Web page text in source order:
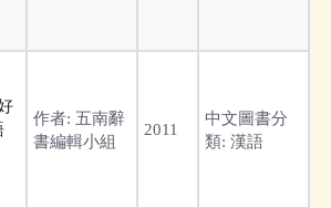
作者: 五南辭
書編輯小組
2011
中文圖書分
類: 漢語